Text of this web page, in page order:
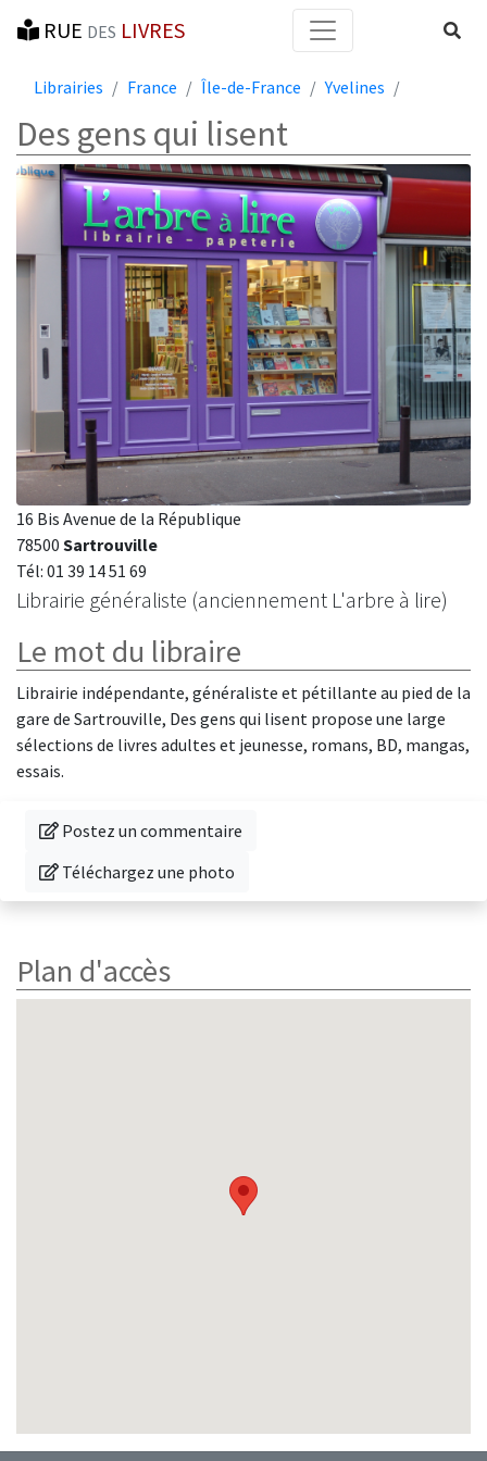
RUE DES LIVRES
Librairies France Île-de-France Yvelines
Des gens qui lisent
16 Bis Avenue de la République
78500 Sartrouville
Tél: 01 39 14 51 69
Librairie généraliste (anciennement L'arbre à lire)
Le mot du libraire
Librairie indépendante, généraliste et pétillante au pied de la
gare de Sartrouville, Des gens qui lisent propose une large
sélections de livres adultes et jeunesse, romans, BD, mangas,
essais.
Donnez votre avis sur cette librairie
Postez un commentaire
Téléchargez une photo de cette librairie
Téléchargez une photo
Plan d'accès